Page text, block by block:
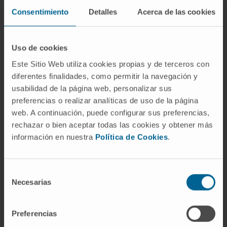
Consentimiento Detalles Acerca de las cookies
Uso de cookies
Este Sitio Web utiliza cookies propias y de terceros con
diferentes finalidades, como permitir la navegación y
usabilidad de la página web, personalizar sus
preferencias o realizar analíticas de uso de la página
web. A continuación, puede configurar sus preferencias,
rechazar o bien aceptar todas las cookies y obtener más
información en nuestra Política de Cookies.
Necesarias
Preferencias
Instituto de investigación Hospital 12 de octubre
(i+12), el Centro de Investigación del Cáncer
(CSIC - Universidad de Salamanca), el Centro
Nacional Investigaciones Oncológicas (CNIO), la
Fundació de Recerca Clínic Barcelona-Institut
d’Investigacions Biomèdiques August Pi i Sunyer,
el Hospital del Mar Research Institute, el Instituto
de Investigación Biomédica (IRB Barcelona), el
Leucemia Josep Carreras (IJC), el Instituto de
d'Hebron Instituto de Oncología (VHIO).